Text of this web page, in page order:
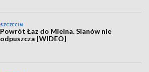
SZCZECIN
Powrót Łaz do Mielna. Sianów nie
odpuszcza [WIDEO]